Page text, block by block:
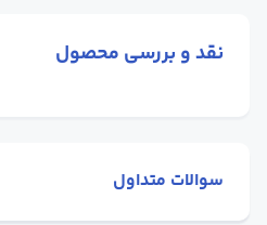
نقد و بررسی محصول
سوالات متداول